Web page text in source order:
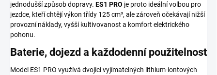
jednodušší způsob dopravy. ES1 PRO je proto ideální volbou pro
jezdce, kteří chtějí výkon třídy 125 cm³, ale zároveň očekávají nižší
provozní náklady, vyšší kultivovanost a komfort elektrického
pohonu.
Baterie, dojezd a každodenní použitelnost
Model ES1 PRO využívá dvojici vyjímatelných lithium-iontových